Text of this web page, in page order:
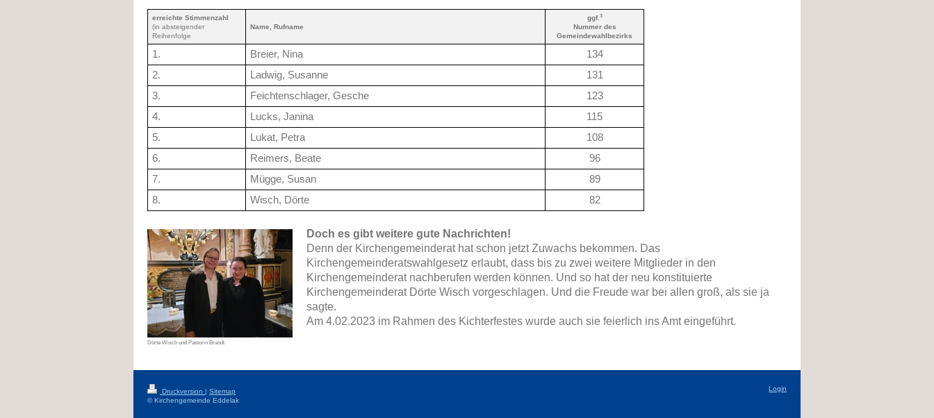
erreichte Stimmenzahl
(in absteigender
Reihenfolge
Name, Rufname
ggf. 3
Nummer des
Gemeindewahlbezirks
1. Breier, Nina
134
2.
Ladwig, Susanne
131
3.
Feichtenschlager, Gesche
123
4.
Lucks, Janina
115
5.
Lukat, Petra
108
6.
Reimers, Beate
96
7.
Mügge, Susan
89
8.
Wisch, Dörte 82
Dörte Wisch und Pastorin Brandt
Doch es gibt weitere gute Nachrichten!
Denn der Kirchengemeinderat hat schon jetzt Zuwachs bekommen. Das
Kirchengemeinderatswahlgesetz erlaubt, dass bis zu zwei weitere Mitglieder in den
Kirchengemeinderat nachberufen werden können. Und so hat der neu konstituierte
Kirchengemeinderat Dörte Wisch vorgeschlagen. Und die Freude war bei allen groß, als sie ja
sagte.
Am 4.02.2023 im Rahmen des Kichterfestes wurde auch sie feierlich ins Amt eingeführt.
Druckversion | Sitemap
© Kirchengemeinde Eddelak
Login